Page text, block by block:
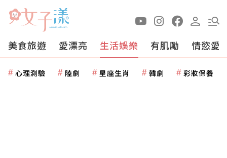
美食旅遊 愛漂亮 生活娛樂 有肌勵 情慾愛
心理測驗 陸劇 星座生肖 韓劇 彩妝保養